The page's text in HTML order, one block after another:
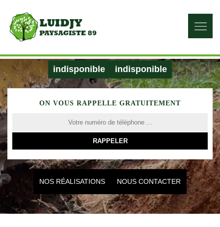
indisponible indisponible
ON VOUS RAPPELLE GRATUITEMENT
NOS RÉALISATIONS NOUS CONTACTER